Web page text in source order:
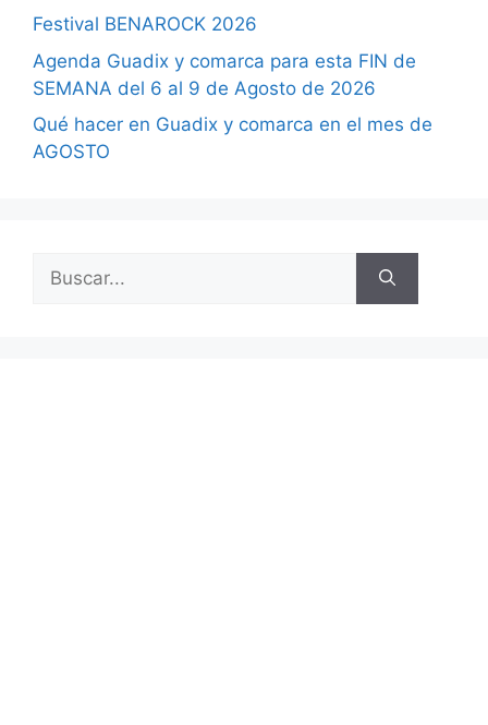
Festival BENAROCK 2026
Agenda Guadix y comarca para esta FIN de
SEMANA del 6 al 9 de Agosto de 2026
Qué hacer en Guadix y comarca en el mes de
AGOSTO
Buscar: